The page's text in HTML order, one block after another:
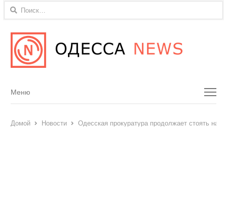
Найти:
Menu
Меню
Домой Новости Одесская прокуратура продолжает стоять на